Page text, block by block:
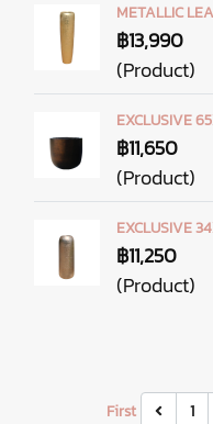
METALLIC
฿13,990
(Product)
EXCLUSIVE
฿11,650
(Product)
EXCLUSIVE
฿11,250
(Product)
First 1